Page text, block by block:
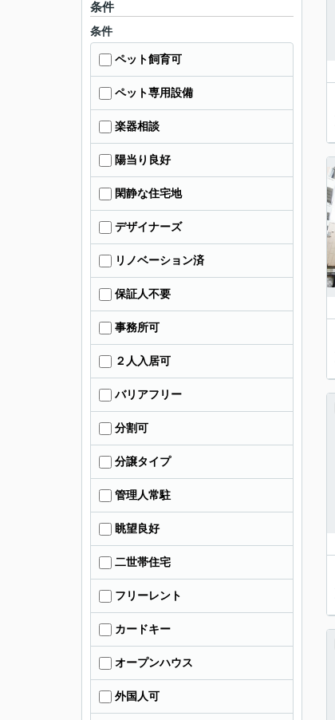
条件
条件
ペット飼育可
ペット専用設備
楽器相談
陽当り良好
閑静な住宅地
デザイナーズ
リノベーション済
保証人不要
事務所可
２人入居可
バリアフリー
分割可
分譲タイプ
管理人常駐
眺望良好
二世帯住宅
フリーレント
カードキー
オープンハウス
外国人可